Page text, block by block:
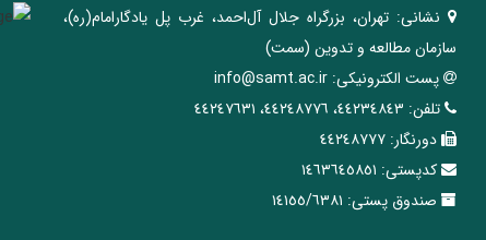
نشانی: تهران، ‌بزرگراه ‌جلال آل‌احمد، غرب پل يادگار‌امام(ره)‌،
سازمان مطالعه و تدوین‌ (سمت)
پست الکترونیکی: info@samt.ac.ir
تلفن: ٤٤٢٣٤٨٤٣، ٤٤٢٤٨٧٧٦، ٤٤٢٤٧٦٣١
دورنگار: ٤٤٢٤٨٧٧٧
کدپستی: ١٤٦٣٦٤٥٨٥١
صندوق پستی: ١٤١٥٥/٦٣٨١